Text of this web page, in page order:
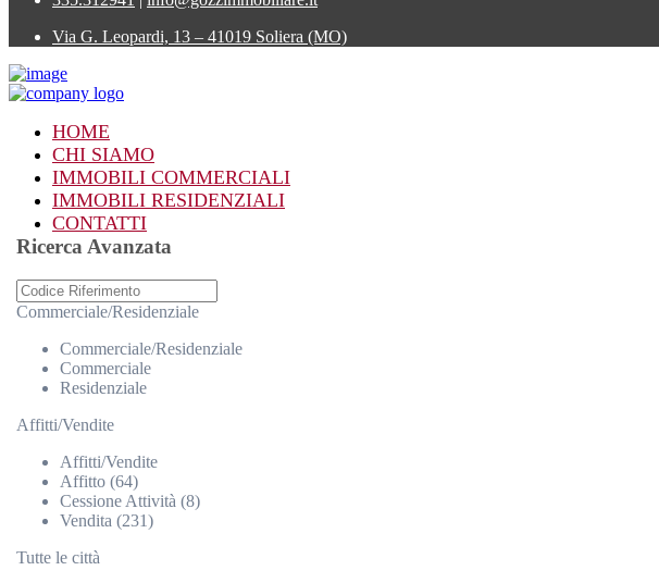
Via G. Leopardi, 13 – 41019 Soliera (MO)
HOME
CHI SIAMO
IMMOBILI COMMERCIALI
IMMOBILI RESIDENZIALI
CONTATTI
Ricerca Avanzata
Commerciale/Residenziale
Commerciale/Residenziale
Commerciale
Residenziale
Affitti/Vendite
Affitti/Vendite
Affitto (64)
Cessione Attività (8)
Vendita (231)
Tutte le città